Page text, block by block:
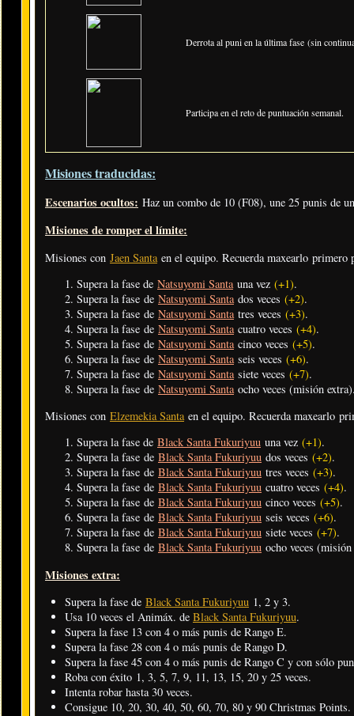
Derrota al puni en la última fase (sin
Participa en el reto de puntuación semanal.
Misiones traducidas:
Escenarios ocultos: Haz un combo de 10 (F08), une 25 punis de
Misiones de romper el límite:
Misiones con Jaen Santa en el equipo. Recuerda maxearlo primero
Supera la fase de Natsuyomi Santauna vez (+1).
Supera la fase de Natsuyomi Santados veces (+2).
Supera la fase de Natsuyomi Santatres veces (+3).
Supera la fase de Natsuyomi Santacuatro veces (+4).
Supera la fase de Natsuyomi Santacinco veces (+5).
Supera la fase de Natsuyomi Santaseis veces (+6).
Supera la fase de Natsuyomi Santasiete veces (+7).
Supera la fase de Natsuyomi Santaocho veces (misión
Misiones con Elzemekia Santa en el equipo. Recuerda maxearlo
Supera la fase de Black Santa Fukuriyuu una vez (+1).
Supera la fase de Black Santa Fukuriyuu dos veces (+2).
Supera la fase de Black Santa Fukuriyuu tres veces (+3).
Supera la fase de Black Santa Fukuriyuu cuatro veces (+4).
Supera la fase de Black Santa Fukuriyuu cinco veces (+5).
Supera la fase de Black Santa Fukuriyuu seis veces (+6).
Supera la fase de Black Santa Fukuriyuu siete veces (+7).
Supera la fase de Black Santa Fukuriyuu ocho veces
Misiones extra:
Supera la fase de Black Santa Fukuriyuu 1, 2 y 3.
Usa 10 veces el Animáx. de Black Santa Fukuriyuu.
Supera la fase 13 con 4 o más punis de Rango E.
Supera la fase 28 con 4 o más punis de Rango D.
Supera la fase 45 con 4 o más punis de Rango C y con sólo
Roba con éxito 1, 3, 5, 7, 9, 11, 13, 15, 20 y 25 veces.
Intenta robar hasta 30 veces.
Consigue 10, 20, 30, 40, 50, 60, 70, 80 y 90 Christmas Points.